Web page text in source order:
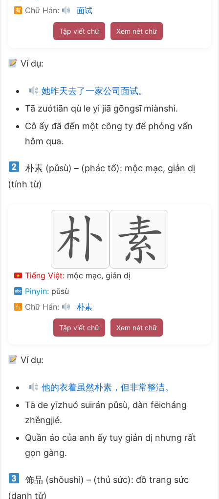
Chữ Hán:
面试
Tập viết chữ Xem nét chữ
Ví dụ:
她昨天去了一家公司面试。
Tā zuótiān qù le yì jiā gōngsī miànshì.
Cô ấy đã đến một công ty để phỏng vấn
hôm qua.
朴素 (pǔsù) – (phác tố): mộc mạc, giản dị
(tính từ)
Tiếng Việt: mộc mạc, giản dị
Pinyin: pǔsù
Chữ Hán:
朴素
Tập viết chữ Xem nét chữ
Ví dụ:
他的衣着虽然朴素，但非常整洁。
Tā de yīzhuó suīrán pǔsù, dàn fēicháng
zhěngjié.
Quần áo của anh ấy tuy giản dị nhưng rất
gọn gàng.
饰品 (shǒushì) – (thủ sức): đồ trang sức
(danh từ)